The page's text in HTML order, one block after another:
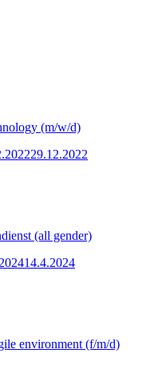
(m/w/d)
29.12.2022
(all gender)
14.4.2024
environment (f/m/d)